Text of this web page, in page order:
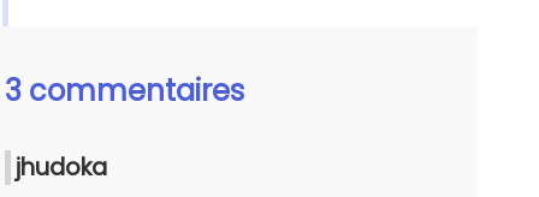
3 commentaires
jhudoka